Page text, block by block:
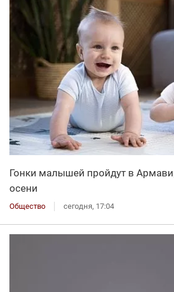
Гонки малышей пройдут в
осени
Общество сегодня, 17:04